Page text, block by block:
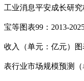
工业消息平安成长研
宝等图表99：2013-
收入（单元：亿元）图
表行业市场规模预测（